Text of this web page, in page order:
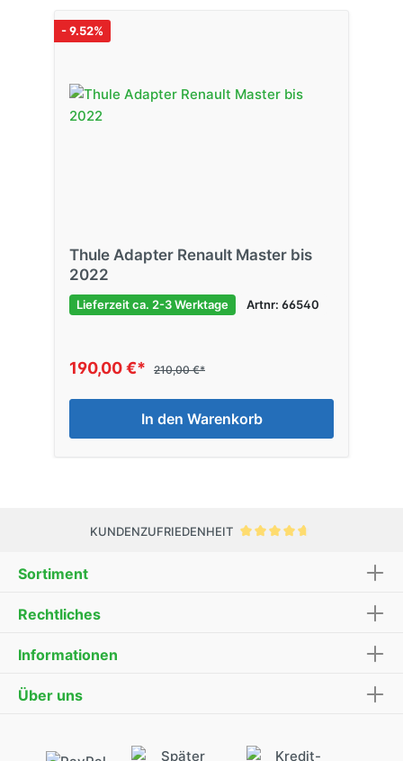
- 9.52%
Thule Adapter Renault Master bis
2022
Lieferzeit ca. 2-3 Werktage Artnr: 66540
190,00 €* 210,00 €*
In den Warenkorb
KUNDENZUFRIEDENHEIT
Sortiment
Rechtliches
Informationen
Über uns